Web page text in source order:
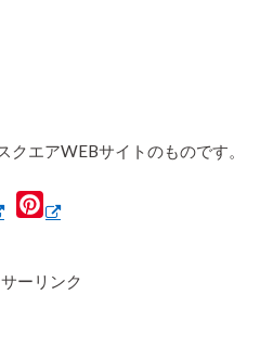
エアWEBサイトのものです。
P
t
ーリンク